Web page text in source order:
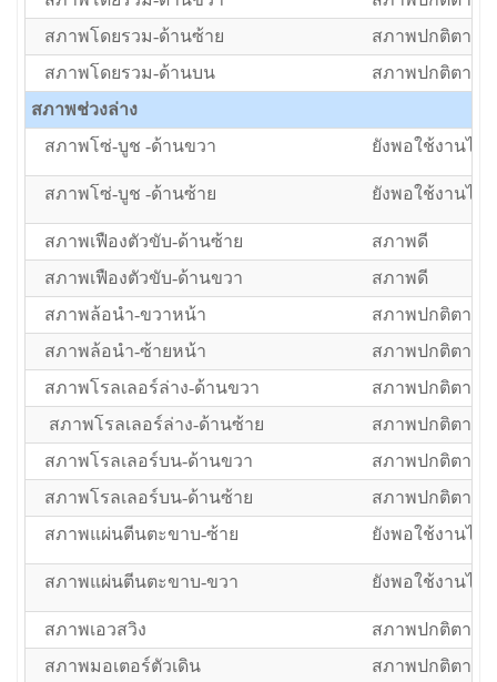
สภาพโดยรวม-ด้านซ้าย
สภาพปกติตาม
สภาพโดยรวม-ด้านบน
สภาพปกติตาม
สภาพช่วงล่าง
สภาพโซ่-บูช -ด้านขวา
ยังพอใช้งานได้
สภาพโซ่-บูช -ด้านซ้าย ยังพอใช้งานได้
สภาพเฟืองตัวขับ-ด้านซ้าย
สภาพดี
สภาพเฟืองตัวขับ-ด้านขวา
สภาพดี
สภาพล้อนำ-ขวาหน้า
สภาพปกติตาม
สภาพล้อนำ-ซ้ายหน้า
สภาพปกติตาม
สภาพโรลเลอร์ล่าง-ด้านขวา
สภาพปกติตาม
สภาพโรลเลอร์ล่าง-ด้านซ้าย
สภาพปกติตาม
สภาพโรลเลอร์บน-ด้านขวา
สภาพปกติตาม
สภาพโรลเลอร์บน-ด้านซ้าย
สภาพปกติตาม
สภาพแผ่นตีนตะขาบ-ซ้าย
ยังพอใช้งานได้
สภาพแผ่นตีนตะขาบ-ขวา ยังพอใช้งานได้
สภาพเอวสวิง
สภาพปกติตาม
สภาพมอเตอร์ตัวเดิน
สภาพปกติตาม